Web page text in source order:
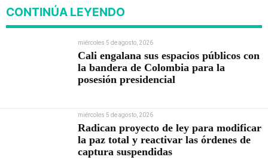
CONTINÚA LEYENDO
miércoles 5 de agosto, 2026
Cali engalana sus espacios públicos con
la bandera de Colombia para la
posesión presidencial
miércoles 5 de agosto, 2026
Radican proyecto de ley para modificar
la paz total y reactivar las órdenes de
captura suspendidas